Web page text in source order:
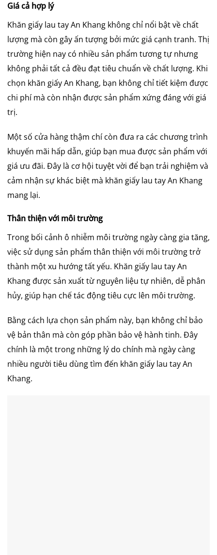
Giá cả hợp lý
Khăn giấy lau tay An Khang không chỉ nổi bật về chất
lượng mà còn gây ấn tượng bởi mức giá cạnh tranh. Thị
trường hiện nay có nhiều sản phẩm tương tự nhưng
không phải tất cả đều đạt tiêu chuẩn về chất lượng. Khi
chọn khăn giấy An Khang, bạn không chỉ tiết kiệm được
chi phí mà còn nhận được sản phẩm xứng đáng với giá
trị.
Một số cửa hàng thậm chí còn đưa ra các chương trình
khuyến mãi hấp dẫn, giúp bạn mua được sản phẩm với
giá ưu đãi. Đây là cơ hội tuyệt vời để bạn trải nghiệm và
cảm nhận sự khác biệt mà khăn giấy lau tay An Khang
mang lại.
Thân thiện với môi trường
Trong bối cảnh ô nhiễm môi trường ngày càng gia tăng,
việc sử dụng sản phẩm thân thiện với môi trường trở
thành một xu hướng tất yếu. Khăn giấy lau tay An
Khang được sản xuất từ nguyên liệu tự nhiên, dễ phân
hủy, giúp hạn chế tác động tiêu cực lên môi trường.
Bằng cách lựa chọn sản phẩm này, bạn không chỉ bảo
vệ bản thân mà còn góp phần bảo vệ hành tinh. Đây
chính là một trong những lý do chính mà ngày càng
nhiều người tiêu dùng tìm đến khăn giấy lau tay An
Khang.